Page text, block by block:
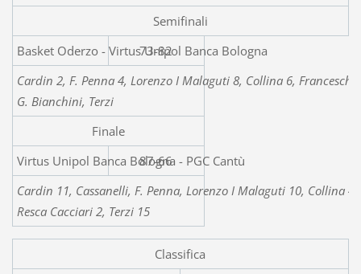
Semifinali
Basket Oderzo - Virtus
73-82
Cardin 2, F. Penna 4, Lorenzo I Malaguti 8, Collina 6,
G. Bianchini, Terzi
Finale
Virtus Unipol Banca Bologna - PGC Cantù
87-66
Cardin 11, Cassanelli, F. Penna, Lorenzo I Malaguti 10, Collina
Resca Cacciari 2, Terzi 15
Classifica